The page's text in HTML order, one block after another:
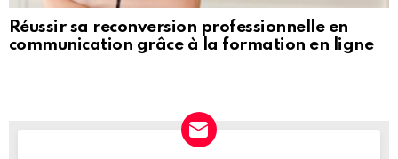
Réussir sa reconversion professionnelle en
communication grâce à la formation en ligne